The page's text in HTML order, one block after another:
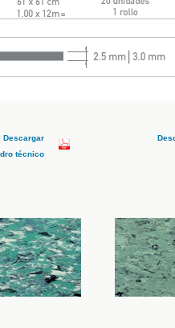
Descargar
técnico